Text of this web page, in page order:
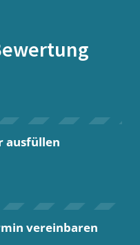
ausfüllen
vereinbaren